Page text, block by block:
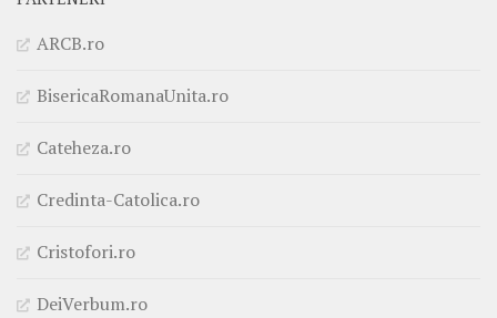
ARCB.ro
BisericaRomanaUnita.ro
Cateheza.ro
Credinta-Catolica.ro
Cristofori.ro
DeiVerbum.ro